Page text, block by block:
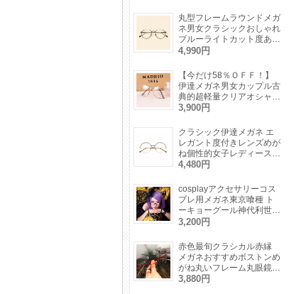
丸型フレームラウンドメガ
ネ男女クラシックおしゃれ
ブルーライトカット度あり
レンズ対応伊達眼鏡芸能人
4,990円
【今だけ58％ＯＦＦ！】
伊達メガネ男女カップル古
典的超軽量クリアオシャレ
学生にも対応大きいフレー
3,900円
クラシック伊達メガネ エ
レガント度付きレンズめが
ね個性的女子レディース金
属フレーム韓国おしゃれ眼
ション スッピン隠し有名
人メガネフレーム金色
4,480円
cosplayアクセサリーコス
プレ用メガネ東京喰種 ト
ーキョーグール神代利世
（リゼ）ナイロール眼鏡仮
ね
3,200円
赤色最旬クラシカル赤縁
メガネおすすめボストンめ
がね丸いフレーム丸眼鏡レ
トロ伊達メガネ 赤黒ピン
3,880円